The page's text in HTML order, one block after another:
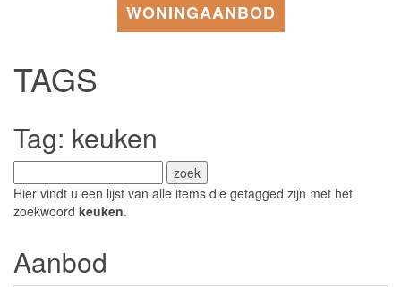
WONINGAANBOD
TAGS
Tag: keuken
Hier vindt u een lijst van alle items die getagged zijn met het
zoekwoord keuken.
Aanbod